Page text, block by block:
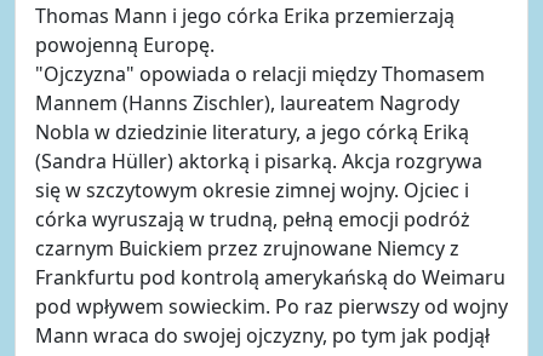
Thomas Mann i jego córka Erika przemierzają
powojenną Europę.
"Ojczyzna" opowiada o relacji między Thomasem
Mannem (Hanns Zischler), laureatem Nagrody
Nobla w dziedzinie literatury, a jego córką Eriką
(Sandra Hüller) aktorką i pisarką. Akcja rozgrywa
się w szczytowym okresie zimnej wojny. Ojciec i
córka wyruszają w trudną, pełną emocji podróż
czarnym Buickiem przez zrujnowane Niemcy z
Frankfurtu pod kontrolą amerykańską do Weimaru
pod wpływem sowieckim. Po raz pierwszy od wojny
Mann wraca do swojej ojczyzny, po tym jak podjął